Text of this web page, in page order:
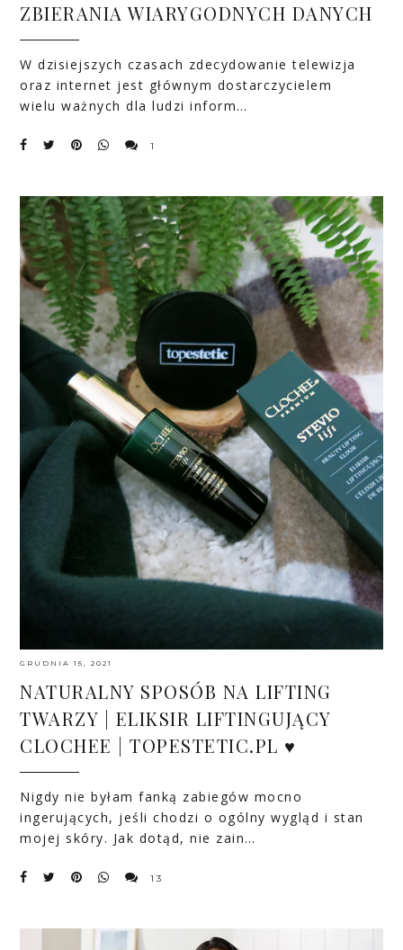
ZBIERANIA WIARYGODNYCH DANYCH
W dzisiejszych czasach zdecydowanie telewizja
oraz internet jest głównym dostarczycielem
wielu ważnych dla ludzi inform…
1
GRUDNIA 15, 2021
NATURALNY SPOSÓB NA LIFTING
TWARZY | ELIKSIR LIFTINGUJĄCY
CLOCHEE | TOPESTETIC.PL ♥
Nigdy nie byłam fanką zabiegów mocno
ingerujących, jeśli chodzi o ogólny wygląd i stan
mojej skóry. Jak dotąd, nie zain…
13